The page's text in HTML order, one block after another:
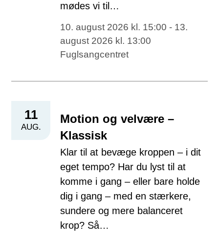
mødes vi til…
10. august 2026 kl. 15:00 - 13.
august 2026 kl. 13:00
Fuglsangcentret
11
AUG.
Motion og velvære –
Klassisk
Klar til at bevæge kroppen – i dit
eget tempo? Har du lyst til at
komme i gang – eller bare holde
dig i gang – med en stærkere,
sundere og mere balanceret
krop? Så…